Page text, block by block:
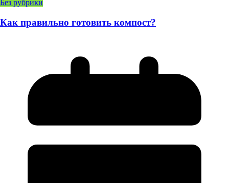
Без рубрики
Как правильно готовить компост?